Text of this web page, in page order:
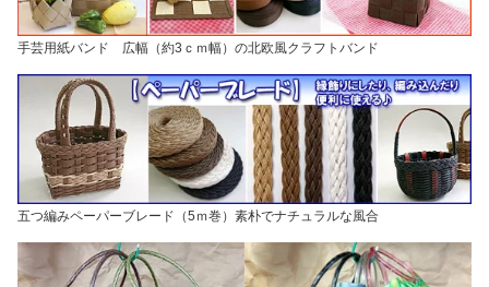
手芸用紙バンド 広幅（約3ｃｍ幅）の北欧風クラフトバンド
五つ編みペーパーブレード（5ｍ巻）素朴でナチュラルな風合